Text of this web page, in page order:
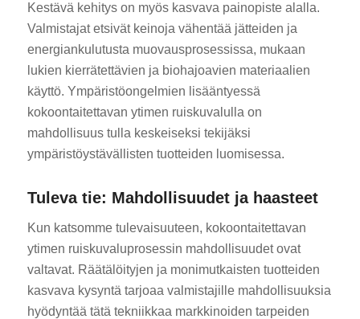
Kestävä kehitys on myös kasvava painopiste alalla.
Valmistajat etsivät keinoja vähentää jätteiden ja
energiankulutusta muovausprosessissa, mukaan
lukien kierrätettävien ja biohajoavien materiaalien
käyttö. Ympäristöongelmien lisääntyessä
kokoontaitettavan ytimen ruiskuvalulla on
mahdollisuus tulla keskeiseksi tekijäksi
ympäristöystävällisten tuotteiden luomisessa.
Tuleva tie: Mahdollisuudet ja haasteet
Kun katsomme tulevaisuuteen, kokoontaitettavan
ytimen ruiskuvaluprosessin mahdollisuudet ovat
valtavat. Räätälöityjen ja monimutkaisten tuotteiden
kasvava kysyntä tarjoaa valmistajille mahdollisuuksia
hyödyntää tätä tekniikkaa markkinoiden tarpeiden